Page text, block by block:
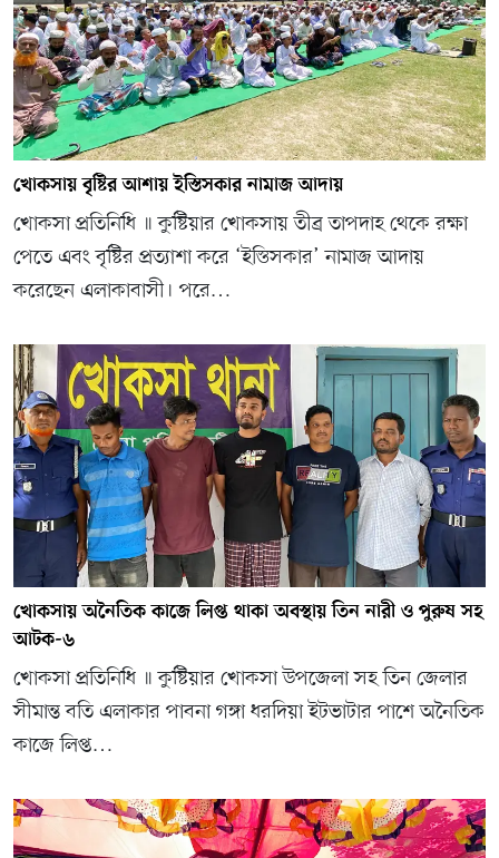
খোকসায় বৃষ্টির আশায় ইস্তিসকার নামাজ আদায়
খোকসা প্রতিনিধি ॥ কুষ্টিয়ার খোকসায় তীব্র তাপদাহ থেকে রক্ষা
পেতে এবং বৃষ্টির প্রত্যাশা করে ‘ইস্তিসকার’ নামাজ আদায়
করেছেন এলাকাবাসী। পরে…
খোকসায় অনৈতিক কাজে লিপ্ত থাকা অবস্থায় তিন নারী ও পুরুষ সহ
আটক-৬
খোকসা প্রতিনিধি ॥ কুষ্টিয়ার খোকসা উপজেলা সহ তিন জেলার
সীমান্ত বতি এলাকার পাবনা গঙ্গা ধরদিয়া ইটভাটার পাশে অনৈতিক
কাজে লিপ্ত…